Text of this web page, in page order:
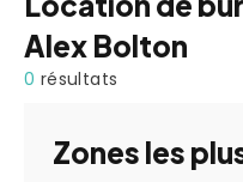
Alex Bolton
0 résultats
Zones les